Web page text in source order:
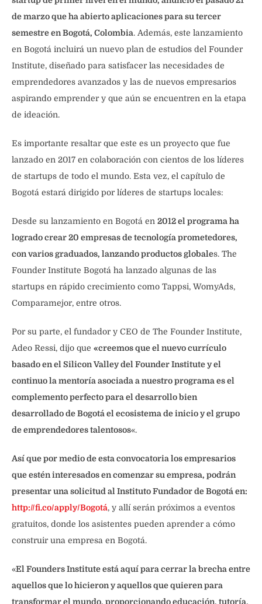
de marzo que ha abierto aplicaciones para su tercer
semestre en Bogotá, Colombia. Además, este lanzamiento
en Bogotá incluirá un nuevo plan de estudios del Founder
Institute, diseñado para satisfacer las necesidades de
emprendedores avanzados y las de nuevos empresarios
aspirando emprender y que aún se encuentren en la etapa
de ideación.
Es importante resaltar que este es un proyecto que fue
lanzado en 2017 en colaboración con cientos de los líderes
de startups de todo el mundo. Esta vez, el capítulo de
Bogotá estará dirigido por líderes de startups locales:
Desde su lanzamiento en Bogotá en 2012 el programa ha
logrado crear 20 empresas de tecnología prometedores,
con varios graduados, lanzando productos globales. The
Founder Institute Bogotá ha lanzado algunas de las
startups en rápido crecimiento como Tappsi, WomyAds,
Comparamejor, entre otros.
Por su parte, el fundador y CEO de The Founder Institute,
Adeo Ressi, dijo que «creemos que el nuevo currículo
basado en el Silicon Valley del Founder Institute y el
continuo la mentoría asociada a nuestro programa es el
complemento perfecto para el desarrollo bien
desarrollado de Bogotá el ecosistema de inicio y el grupo
de emprendedores talentosos«.
Así que por medio de esta convocatoria los empresarios
que estén interesados en comenzar su empresa, podrán
presentar una solicitud al Instituto Fundador de Bogotá en:
http://fi.co/apply/Bogotá, y allí serán próximos a eventos
gratuitos, donde los asistentes pueden aprender a cómo
construir una empresa en Bogotá.
«El Founders Institute está aquí para cerrar la brecha entre
aquellos que lo hicieron y aquellos que quieren para
transformar el mundo, proporcionando educación, tutoría,